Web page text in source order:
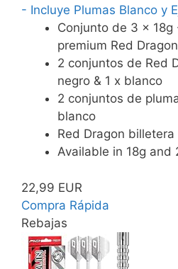
- Incluye Plumas Blanco y
Conjunto de 3 x 18g
premium Red
2 conjuntos de Red
negro & 1 x blanco
2 conjuntos de
blanco
Red Dragon billetera
Available in 18g and
22,99 EUR
Compra Rápida
Rebajas